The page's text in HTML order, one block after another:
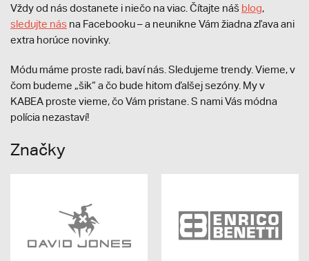
Vždy od nás dostanete i niečo na viac. Čítajte náš blog,
sledujte nás na Facebooku – a neunikne Vám žiadna zľava ani
extra horúce novinky.
Módu máme proste radi, baví nás. Sledujeme trendy. Vieme, v
čom budeme „šik“ a čo bude hitom ďalšej sezóny. My v
KABEA proste vieme, čo Vám pristane. S nami Vás módna
polícia nezastaví!
Značky